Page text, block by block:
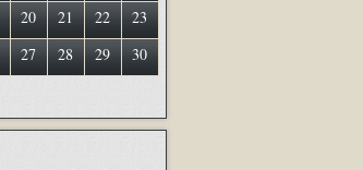
20 21 22
23
27 28 29
30